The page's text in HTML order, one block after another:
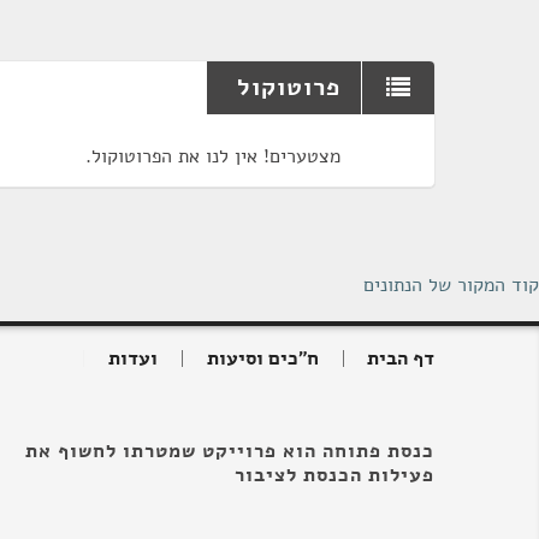
פרוטוקול
מצטערים! אין לנו את הפרוטוקול.
קוד המקור של הנתונים
דף הבית ח"כים וסיעות ועדות
כנסת פתוחה הוא פרוייקט שמטרתו לחשוף את
פעילות הכנסת לציבור